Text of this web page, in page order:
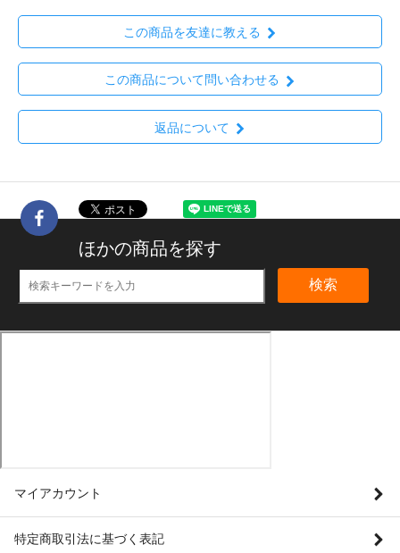
この商品を友達に教える
この商品について問い合わせる
返品について
ほかの商品を探す
検索
マイアカウント
特定商取引法に基づく表記